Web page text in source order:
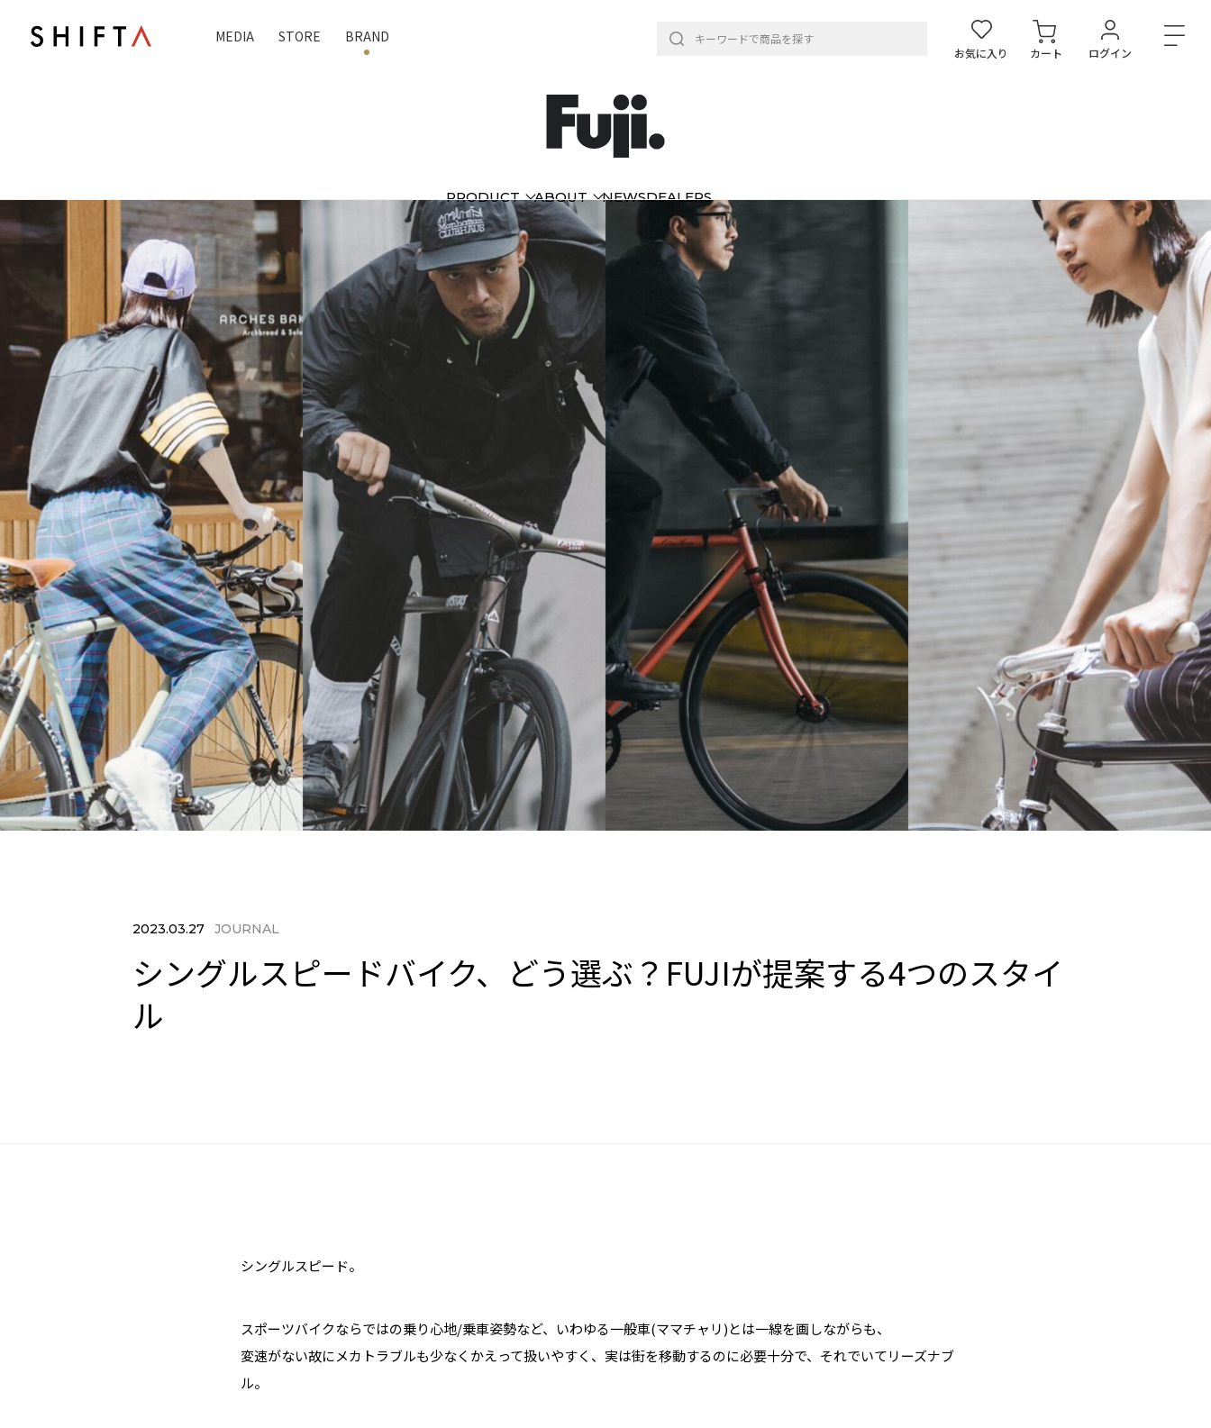
MEDIA STORE BRAND
お気に入り カート ログイン
PRODUCT ABOUT NEWSDEALERS
2023.03.27 JOURNAL
シングルスピードバイク、どう選ぶ？FUJIが提案する4つのスタイ
ル
シングルスピード。
スポーツバイクならではの乗り心地/乗車姿勢など、いわゆる一般車(ママチャリ)とは一線を画しながらも、
変速がない故にメカトラブルも少なくかえって扱いやすく、実は街を移動するのに必要十分で、それでいてリーズナブ
ル。